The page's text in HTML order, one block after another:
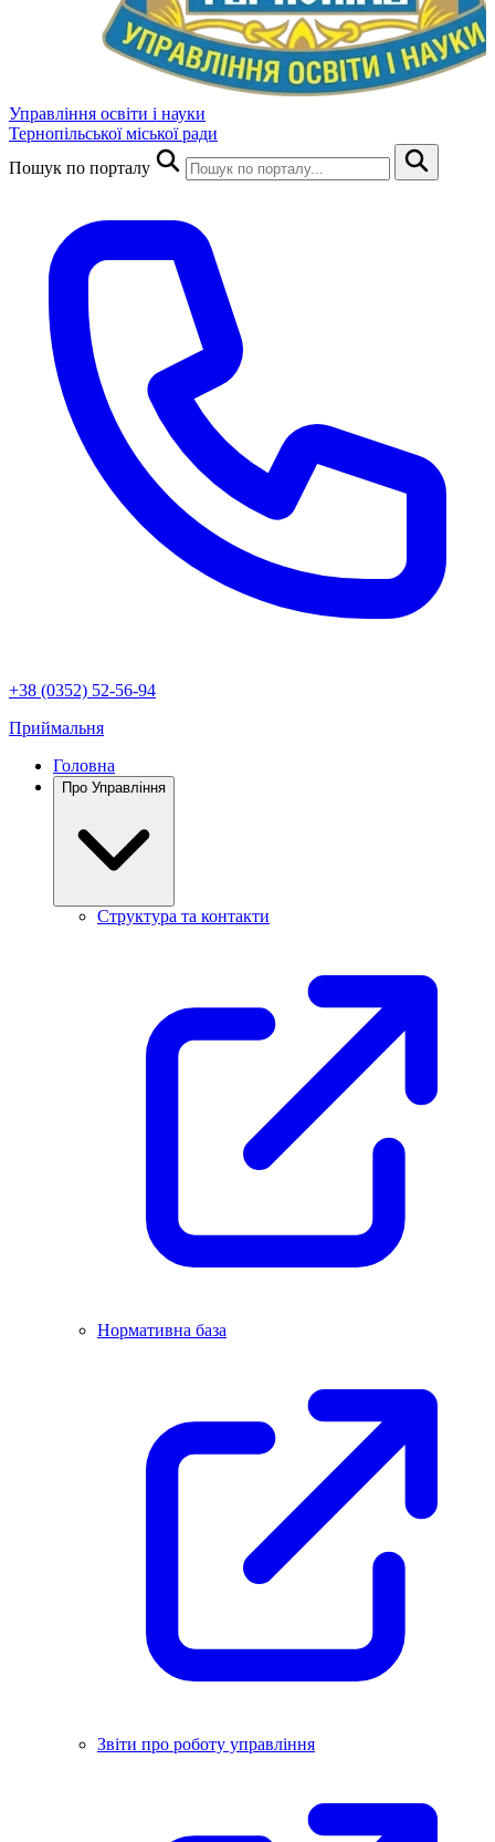
Управління освіти і науки
Тернопільської міської ради
Пошук по порталу
+38 (0352) 52-56-94
Приймальня
Головна
Про Управління
Структура та контакти
Нормативна база
Звіти про роботу управління